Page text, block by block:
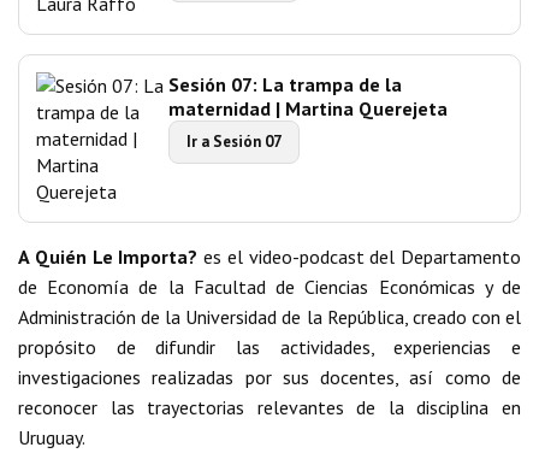
Sesión 07: La trampa de la
maternidad | Martina Querejeta
Ir a Sesión 07
A Quién Le Importa? es el video-podcast del Departamento
de Economía de la Facultad de Ciencias Económicas y de
Administración de la Universidad de la República, creado con el
propósito de difundir las actividades, experiencias e
investigaciones realizadas por sus docentes, así como de
reconocer las trayectorias relevantes de la disciplina en
Uruguay.